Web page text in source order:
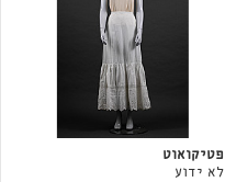
פטיקואוט
לא ידוע